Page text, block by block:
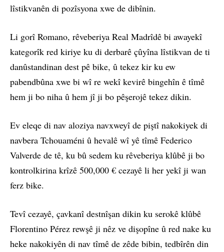
lîstikvanên di pozîsyona xwe de dibînin.
Li gorî Romano, rêveberiya Real Madrîdê bi awayekî
kategorîk red kiriye ku di derbarê çûyîna lîstikvan de ti
danûstandinan dest pê bike, û tekez kir ku ew
pabendbûna xwe bi wî re wekî kevirê bingehîn ê tîmê
hem ji bo niha û hem jî ji bo pêşerojê tekez dikin.
Ev eleqe di nav aloziya navxweyî de piştî nakokiyek di
navbera Tchouaméni û hevalê wî yê tîmê Federico
Valverde de tê, ku bû sedem ku rêveberiya klûbê ji bo
kontrolkirina krîzê 500,000 € cezayê li her yekî ji wan
ferz bike.
Tevî cezayê, çavkanî destnîşan dikin ku serokê klûbê
Florentino Pérez rewşê ji nêz ve dişopîne û red nake ku
heke nakokiyên di nav tîmê de zêde bibin, tedbîrên din